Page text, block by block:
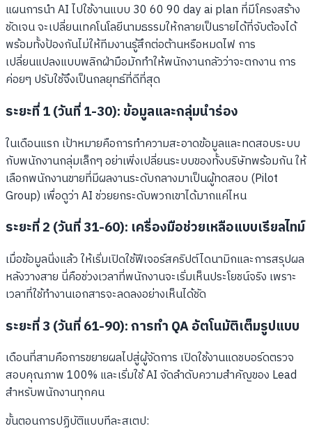
แผนการนำ AI ไปใช้งานแบบ 30 60 90 day ai plan ที่มีโครงสร้าง
ชัดเจน จะเปลี่ยนเทคโนโลยีนามธรรมให้กลายเป็นรายได้ที่จับต้องได้
พร้อมทั้งป้องกันไม่ให้ทีมงานรู้สึกต่อต้านหรือหมดไฟ การ
เปลี่ยนแปลงแบบพลิกฝ่ามือมักทำให้พนักงานกลัวว่าจะตกงาน การ
ค่อยๆ ปรับใช้จึงเป็นกลยุทธ์ที่ดีที่สุด
ระยะที่ 1 (วันที่ 1-30): ข้อมูลและกลุ่มนำร่อง
ในเดือนแรก เป้าหมายคือการทำความสะอาดข้อมูลและทดสอบระบบ
กับพนักงานกลุ่มเล็กๆ อย่าเพิ่งเปลี่ยนระบบของทั้งบริษัทพร้อมกัน ให้
เลือกพนักงานขายที่มีผลงานระดับกลางมาเป็นผู้ทดสอบ (Pilot
Group) เพื่อดูว่า AI ช่วยยกระดับพวกเขาได้มากแค่ไหน
ระยะที่ 2 (วันที่ 31-60): เครื่องมือช่วยเหลือแบบเรียลไทม์
เมื่อข้อมูลนิ่งแล้ว ให้เริ่มเปิดใช้ฟีเจอร์สคริปต์ไดนามิกและการสรุปผล
หลังวางสาย นี่คือช่วงเวลาที่พนักงานจะเริ่มเห็นประโยชน์จริง เพราะ
เวลาที่ใช้ทำงานเอกสารจะลดลงอย่างเห็นได้ชัด
ระยะที่ 3 (วันที่ 61-90): การทำ QA อัตโนมัติเต็มรูปแบบ
เดือนที่สามคือการขยายผลไปสู่ผู้จัดการ เปิดใช้งานแดชบอร์ดตรวจ
สอบคุณภาพ 100% และเริ่มใช้ AI จัดลำดับความสำคัญของ Lead
สำหรับพนักงานทุกคน
ขั้นตอนการปฏิบัติแบบทีละสเตป: